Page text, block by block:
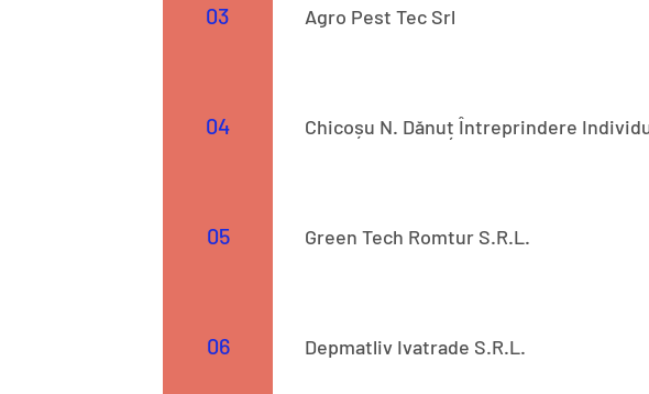
03 Agro Pest Tec Srl
04 Chicoșu N. Dănuț Întreprindere
05 Green Tech Romtur S.R.L.
06 Depmatliv Ivatrade S.R.L.